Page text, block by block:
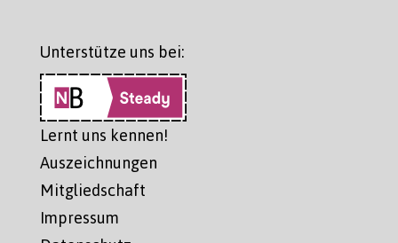
Unterstütze uns bei:
Lernt uns kennen!
Auszeichnungen
Mitgliedschaft
Impressum